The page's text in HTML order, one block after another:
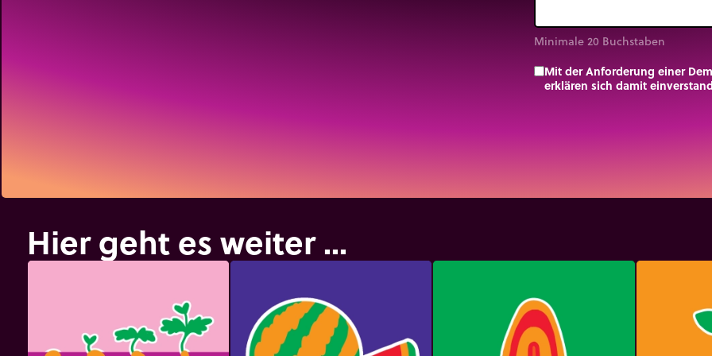
Minimale 20 Buchstaben
Mit der Anforderung einer
erklären sich damit
Hier geht es weiter ...